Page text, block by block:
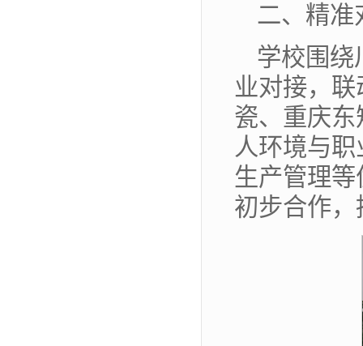
二、精准
学校围绕
业对接，
瓷、重庆
人环境与
生产管理
初步合作